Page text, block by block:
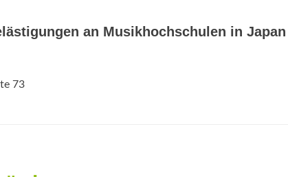
an Musikhochschulen in Japan
73